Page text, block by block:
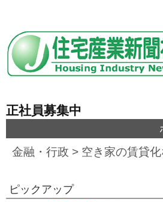
正社員募集中
金融・行政 > 空き家の賃貸
ピックアップ